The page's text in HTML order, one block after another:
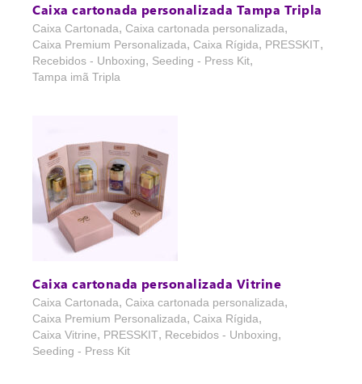
Caixa cartonada personalizada Tampa Tripla
Caixa Cartonada, Caixa cartonada personalizada,
Caixa Premium Personalizada, Caixa Rígida, PRESSKIT,
Recebidos - Unboxing, Seeding - Press Kit,
Tampa imã Tripla
Caixa cartonada personalizada Vitrine
Caixa Cartonada, Caixa cartonada personalizada,
Caixa Premium Personalizada, Caixa Rígida,
Caixa Vitrine, PRESSKIT, Recebidos - Unboxing,
Seeding - Press Kit